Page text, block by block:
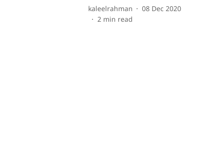
kaleelrahman
08 Dec 2020
2 min read